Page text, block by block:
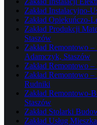
Zakład Instalacyjno-
Zakład Opiekuńczo-
Zakład Produkcji
Staszów
Zakład Remontowo
Adamczyk, Staszów
Zakład Remontowo
Zakład Remontowo
Rudniki
Zakład
Staszów
Zakład Stolarki
Zakład Usług